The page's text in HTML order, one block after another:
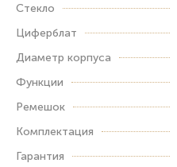
Стекло
Циферблат
Диаметр корпуса
Функции
Ремешок
Комплектация
Гарантия